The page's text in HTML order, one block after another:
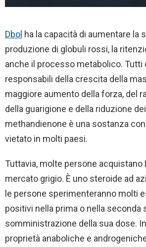
Dbol ha la capacità di aumentare la
produzione di globuli rossi, la
anche il processo metabolico.
responsabili della crescita della
maggiore aumento della forza, del
della guarigione e della riduzione
methandienone è una sostanza
vietato in molti paesi.
Tuttavia, molte persone acquistano
mercato grigio. È uno steroide ad
le persone sperimenteranno molti
positivi nella prima o nella seconda
somministrazione della sua dose.
proprietà anaboliche e